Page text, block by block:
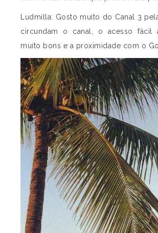
Ludmilla: Gosto muito do Canal 3
circundam o canal, o acesso fácil
muito bons e a proximidade com o